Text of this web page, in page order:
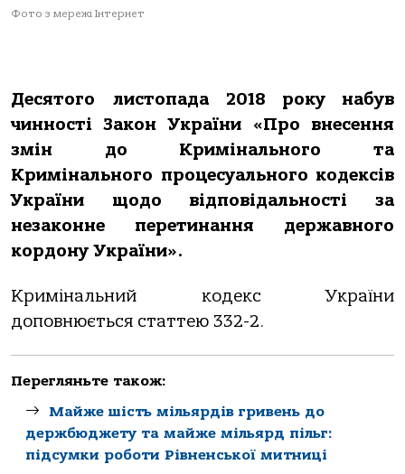
Фото з мережі Інтернет
Десятого листопада 2018 року набув
чинності Закон України «Про внесення
змін до Кримінального та
Кримінального процесуального кодексів
України щодо відповідальності за
незаконне перетинання державного
кордону України».
Кримінальний кодекс України
доповнюється статтею 332-2.
Перегляньте також:
Майже шість мільярдів гривень до
держбюджету та майже мільярд пільг:
підсумки роботи Рівненської митниці